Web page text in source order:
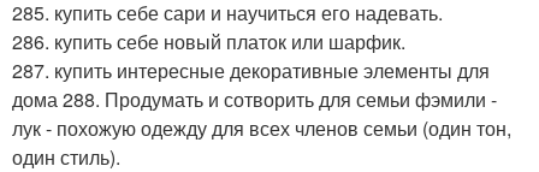
285. купить себе сари и научиться его надевать.
286. купить себе новый платок или шарфик.
287. купить интересные декоративные элементы для
дома 288. Продумать и сотворить для семьи фэмили -
лук - похожую одежду для всех членов семьи (один тон,
один стиль).